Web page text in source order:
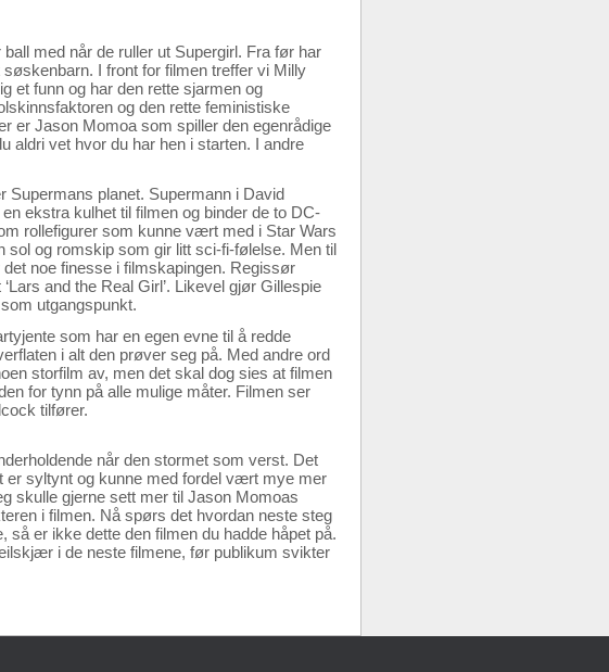
med når de ruller ut Supergirl. Fra før har
I front for filmen treffer vi Milly
et funn og har den rette sjarmen og
og den rette feministiske
er Jason Momoa som spiller den egenrådige
aldri vet hvor du har hen i starten. I andre
Supermans planet. Supermann i David
ekstra kulhet til filmen og binder de to DC-
rollefigurer som kunne vært med i Star Wars
og romskip som gir litt sci-fi-følelse. Men til
noe finesse i filmskapingen. Regissør
and the Real Girl’. Likevel gjør Gillespie
utgangspunkt.
som har en egen evne til å redde
i alt den prøver seg på. Med andre ord
storfilm av, men det skal dog sies at filmen
for tynn på alle mulige måter. Filmen ser
tilfører.
når den stormet som verst. Det
er syltynt og kunne med fordel vært mye mer
skulle gjerne sett mer til Jason Momoas
i filmen. Nå spørs det hvordan neste steg
er ikke dette den filmen du hadde håpet på.
i de neste filmene, før publikum svikter